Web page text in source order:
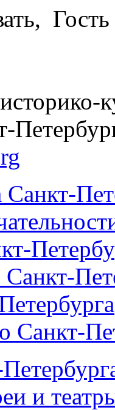
Гость
Санкт-
Санкт-
и